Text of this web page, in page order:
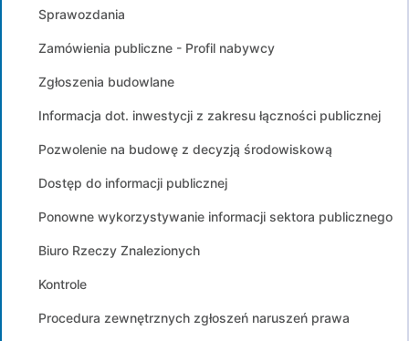
Sprawozdania
Zamówienia publiczne - Profil nabywcy
Zgłoszenia budowlane
Informacja dot. inwestycji z zakresu łączności publicznej
Pozwolenie na budowę z decyzją środowiskową
Dostęp do informacji publicznej
Ponowne wykorzystywanie informacji sektora publicznego
Biuro Rzeczy Znalezionych
Kontrole
Procedura zewnętrznych zgłoszeń naruszeń prawa